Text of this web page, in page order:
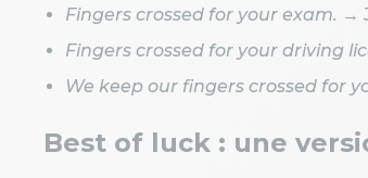
Fingers crossed for your exam. →
Fingers crossed for your driving
We keep our fingers crossed for
Best of luck : une